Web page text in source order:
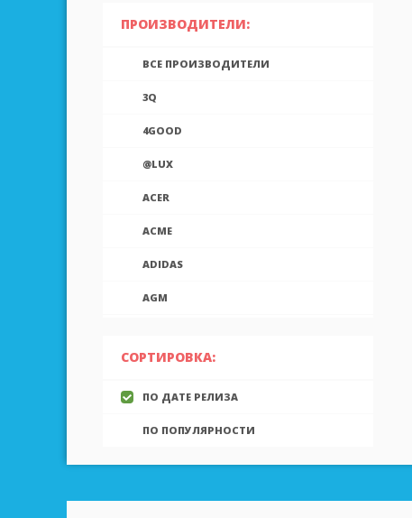
ПРОИЗВОДИТЕЛИ:
ВСЕ ПРОИЗВОДИТЕЛИ
3Q
4GOOD
@LUX
ACER
ACME
ADIDAS
AGM
AIGO
AINOL
AIRON
ALCATEL
ALLVIEW
СОРТИРОВКА:
ПО ДАТЕ РЕЛИЗА
ПО ПОПУЛЯРНОСТИ